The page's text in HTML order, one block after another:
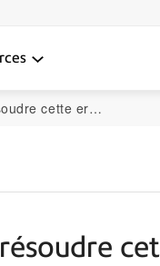
DM125, et autres modèles